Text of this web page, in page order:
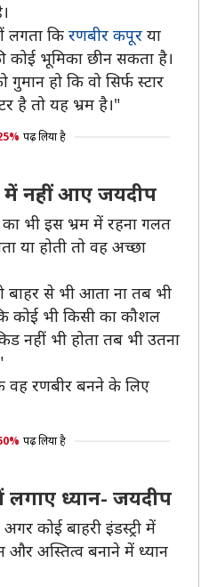
लगता कि रणबीर कपूर या
कोई भूमिका छीन सकता है।
हो कि वो सिर्फ स्टार
है तो यह भ्रम है।"
पढ़ लिया है
में नहीं आए जयदीप
भी इस भ्रम में रहना गलत
या होती तो वह अच्छा
से भी आता ना तब भी
कोई भी किसी का कौशल
नहीं भी होता तब भी उतना
वह रणबीर बनने के लिए
पढ़ लिया है
ध्यान- जयदीप
कोई बाहरी इंडस्ट्री में
अस्तित्व बनाने में ध्यान